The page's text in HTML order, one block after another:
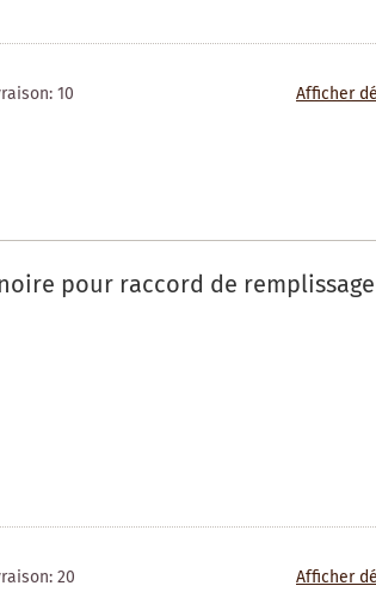
10 Afficher
pour raccord de
20 Afficher